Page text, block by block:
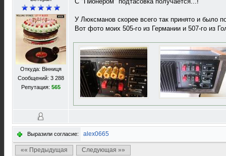
Откуда: Вінниця
Сообщений: 3 288
Репутация: 565
У Люксманов скорее всего так принято и было
Вот фото моих 505-го из Германии и 507-го из
Выразили согласие: alex0665
«« Предыдущая Следующая »»